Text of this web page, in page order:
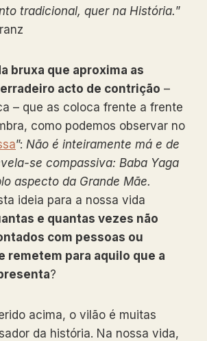
tradicional, quer na História.”
bruxa que aproxima as
acto de contrição –
– que as coloca frente a frente
como podemos observar no
”: Não é inteiramente má e de
se compassiva: Baba Yaga
aspecto da Grande Mãe.
ideia para a nossa vida
e quantas vezes não
com pessoas ou
remetem para aquilo que a
?
acima, o vilão é muitas
da história. Na nossa vida,